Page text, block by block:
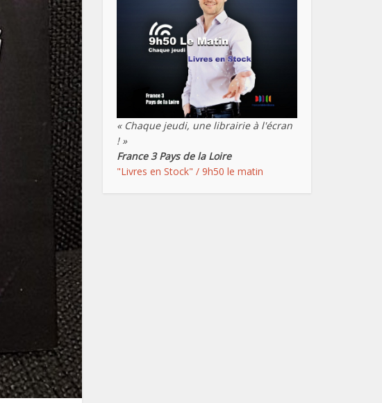
« Chaque jeudi, une librairie à l'écran
! »
France 3 Pays de la Loire
"Livres en Stock" / 9h50 le matin